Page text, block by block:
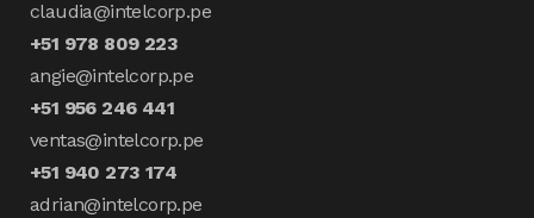
claudia@intelcorp.pe
+51 978 809 223
angie@intelcorp.pe
+51 956 246 441
ventas@intelcorp.pe
+51 940 273 174
adrian@intelcorp.pe